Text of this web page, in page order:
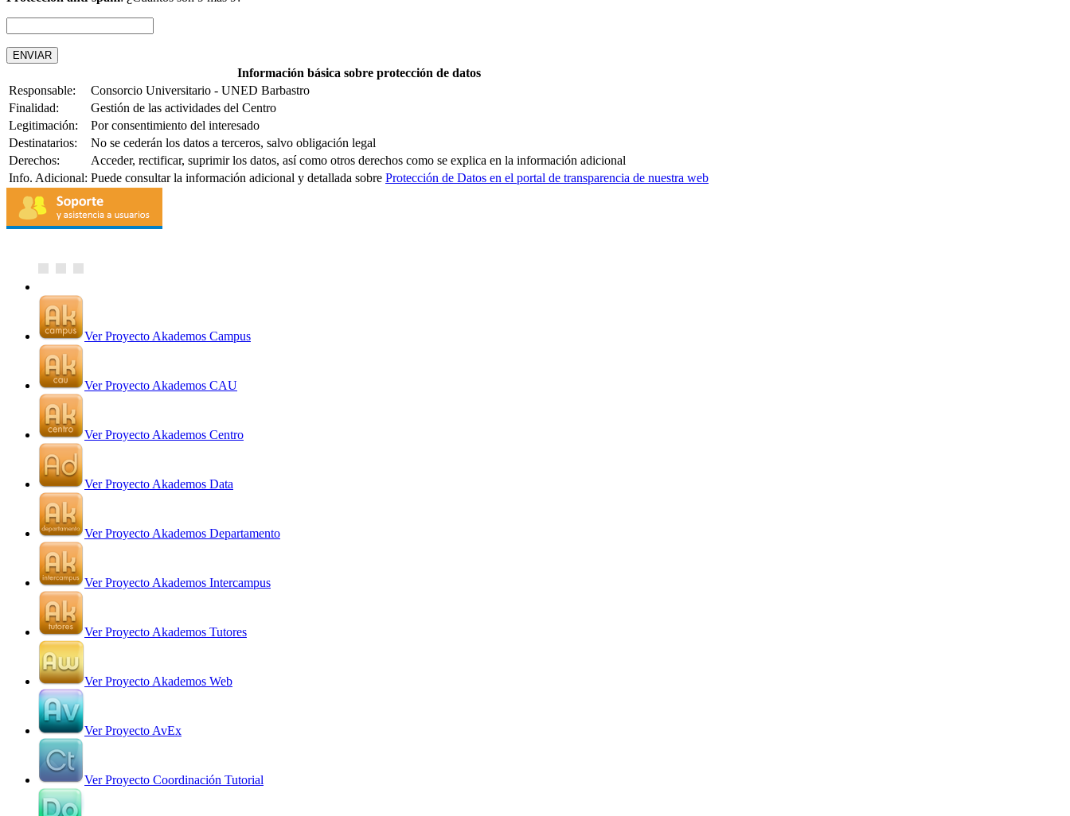
Información básica sobre protección de datos
Responsable:
Consorcio Universitario - UNED Barbastro
Finalidad:
Gestión de las actividades del Centro
Legitimación:
Por consentimiento del interesado
Destinatarios:
No se cederán los datos a terceros, salvo obligación legal
Derechos:
Acceder, rectificar, suprimir los datos, así como otros derechos como se explica en la información adicional
Info. Adicional: Puede consultar la información adicional y detallada sobre Protección de Datos en el portal de transparencia de nuestra web
Ver Proyecto Akademos Campus
Ver Proyecto Akademos CAU
Ver Proyecto Akademos Centro
Ver Proyecto Akademos Data
Ver Proyecto Akademos Departamento
Ver Proyecto Akademos Intercampus
Ver Proyecto Akademos Tutores
Ver Proyecto Akademos Web
Ver Proyecto AvEx
Ver Proyecto Coordinación Tutorial